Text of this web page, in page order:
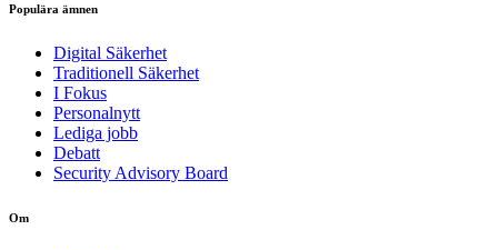
Populära ämnen
Digital Säkerhet
Traditionell Säkerhet
I Fokus
Personalnytt
Lediga jobb
Debatt
Security Advisory Board
Om